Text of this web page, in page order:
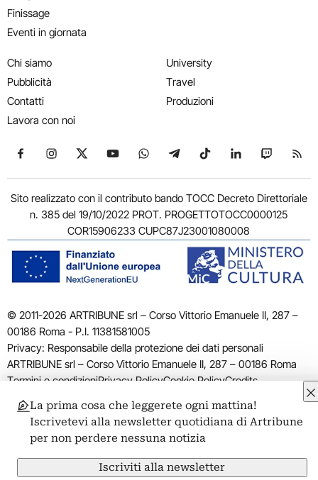
Finissage
Eventi in giornata
Chi siamo
Pubblicità
Contatti
Lavora con noi
University
Travel
Produzioni
Seguici su Facebook
Seguici su Instagram
Seguici su X
Seguici su YouTube
Seguici su WhatsApp
Seguici su Telegram
Seguici su TikTok
Seguici su
Seguici
Sito realizzato con il contributo bando TOCC Decreto Direttoriale
n. 385 del 19/10/2022 PROT. PROGETTOTOCC0000125
COR15906233 CUPC87J23001080008
© 2011-2026 ARTRIBUNE srl – Corso Vittorio Emanuele II, 287 –
00186 Roma - P.I. 11381581005
Privacy: Responsabile della protezione dei dati personali
ARTRIBUNE srl – Corso Vittorio Emanuele II, 287 – 00186 Roma
Termini e condizioniPrivacy PolicyCookie PolicyCredits
La prima cosa che leggerete ogni mattina!
Iscrivetevi alla newsletter quotidiana di Artribune
per non perdere nessuna notizia
Iscriviti alla newsletter